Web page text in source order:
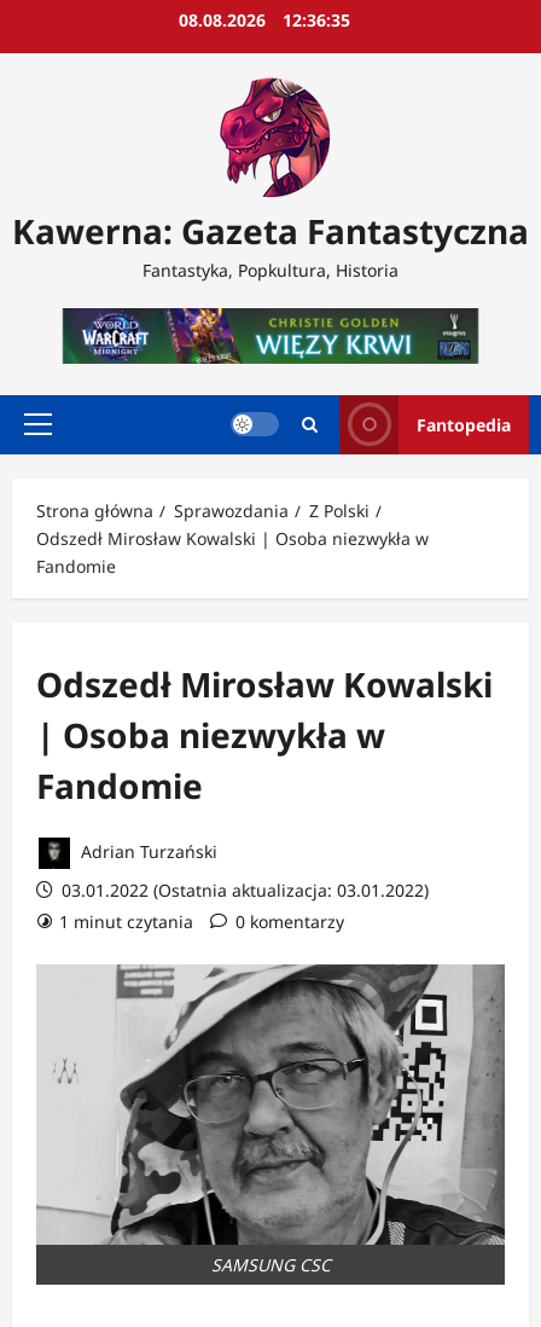
08.08.2026 12:36:37
Kawerna: Gazeta Fantastyczna
Fantastyka, Popkultura, Historia
Menu
Fantopedia
Strona główna Sprawozdania
Z Polski
Odszedł Mirosław Kowalski | Osoba niezwykła w
Fandomie
Odszedł Mirosław Kowalski
| Osoba niezwykła w
Fandomie
Adrian Turzański
03.01.2022 (Ostatnia aktualizacja: 03.01.2022)
1 minut czytania
0 komentarzy
SAMSUNG CSC